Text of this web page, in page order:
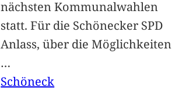
nächsten Kommunalwahlen
statt. Für die Schönecker SPD
Anlass, über die Möglichkeiten
…
Schöneck